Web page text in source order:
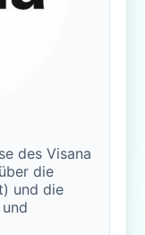
des Visana
die
und die